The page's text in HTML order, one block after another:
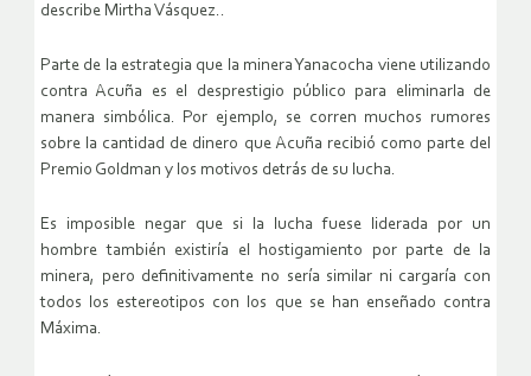
describe Mirtha Vásquez..
Parte de la estrategia que la minera Yanacocha viene utilizando
contra Acuña es el desprestigio público para eliminarla de
manera simbólica. Por ejemplo, se corren muchos rumores
sobre la cantidad de dinero que Acuña recibió como parte del
Premio Goldman y los motivos detrás de su lucha.
Es imposible negar que si la lucha fuese liderada por un
hombre también existiría el hostigamiento por parte de la
minera, pero definitivamente no sería similar ni cargaría con
todos los estereotipos con los que se han enseñado contra
Máxima.